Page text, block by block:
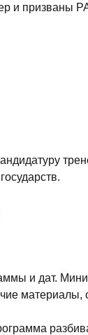
и
и дат.
материалы,